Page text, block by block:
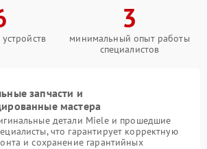
3
минимальный опыт работы
специалистов
запчасти и
мастера
детали Miele и прошедшие
что гарантирует корректную
и сохранение гарантийных